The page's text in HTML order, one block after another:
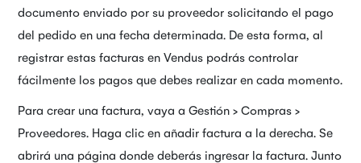
documento enviado por su proveedor solicitando el pago
del pedido en una fecha determinada. De esta forma, al
registrar estas facturas en Vendus podrás controlar
fácilmente los pagos que debes realizar en cada momento.
Para crear una factura, vaya a Gestión > Compras >
Proveedores. Haga clic en añadir factura a la derecha. Se
abrirá una página donde deberás ingresar la factura. Junto